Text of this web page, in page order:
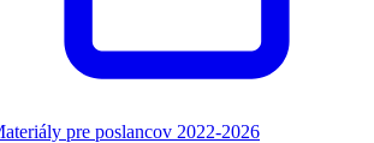
pre poslancov 2022-2026